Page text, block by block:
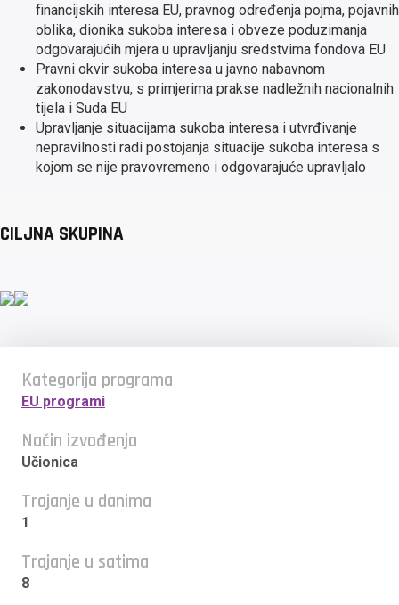
Kategorija programa
EU programi
Način izvođenja
Učionica
Trajanje u danima
1
Trajanje u satima
8
financijskih interesa EU, pravnog određenja pojma, pojavnih
oblika, dionika sukoba interesa i obveze poduzimanja
odgovarajućih mjera u upravljanju sredstvima fondova EU
Pravni okvir sukoba interesa u javno nabavnom
zakonodavstvu, s primjerima prakse nadležnih nacionalnih
tijela i Suda EU
Upravljanje situacijama sukoba interesa i utvrđivanje
nepravilnosti radi postojanja situacije sukoba interesa s
kojom se nije pravovremeno i odgovarajuće upravljalo
CILJNA SKUPINA